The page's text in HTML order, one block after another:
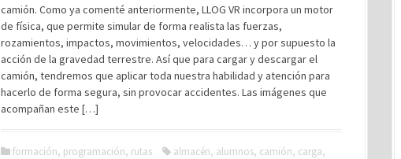
camión. Como ya comenté anteriormente, LLOG VR incorpora un motor
de física, que permite simular de forma realista las fuerzas,
rozamientos, impactos, movimientos, velocidades… y por supuesto la
acción de la gravedad terrestre. Así que para cargar y descargar el
camión, tendremos que aplicar toda nuestra habilidad y atención para
hacerlo de forma segura, sin provocar accidentes. Las imágenes que
acompañan este […]
formación, programación, rutas almacén, alumnos, camión, carga,